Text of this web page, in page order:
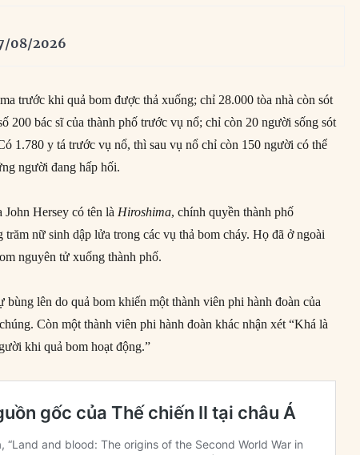
08/2026
trước khi quả bom được thả xuống; chỉ 28.000 tòa nhà còn sót
200 bác sĩ của thành phố trước vụ nổ; chỉ còn 20 người sống sót
1.780 y tá trước vụ nổ, thì sau vụ nổ chỉ còn 150 người có thể
người đang hấp hối.
John Hersey có tên làHiroshima, chính quyền thành phố
trăm nữ sinh dập lửa trong các vụ thả bom cháy. Họ đã ở ngoài
nguyên tử xuống thành phố.
bùng lên do quả bom khiến một thành viên phi hành đoàn của
Còn một thành viên phi hành đoàn khác nhận xét “Khá là
khi quả bom hoạt động.”